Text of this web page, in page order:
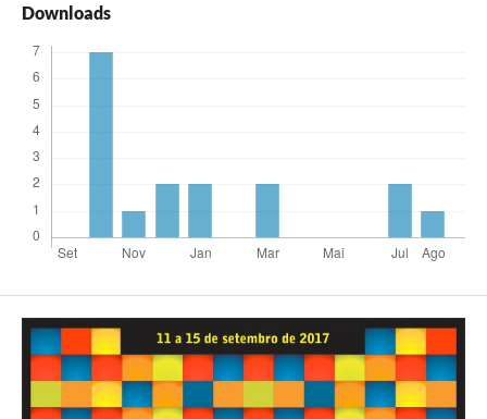
Downloads